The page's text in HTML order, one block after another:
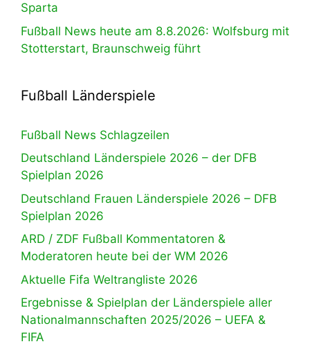
Sparta
Fußball News heute am 8.8.2026: Wolfsburg mit
Stotterstart, Braunschweig führt
Fußball Länderspiele
Fußball News Schlagzeilen
Deutschland Länderspiele 2026 – der DFB
Spielplan 2026
Deutschland Frauen Länderspiele 2026 – DFB
Spielplan 2026
ARD / ZDF Fußball Kommentatoren &
Moderatoren heute bei der WM 2026
Aktuelle Fifa Weltrangliste 2026
Ergebnisse & Spielplan der Länderspiele aller
Nationalmannschaften 2025/2026 – UEFA &
FIFA